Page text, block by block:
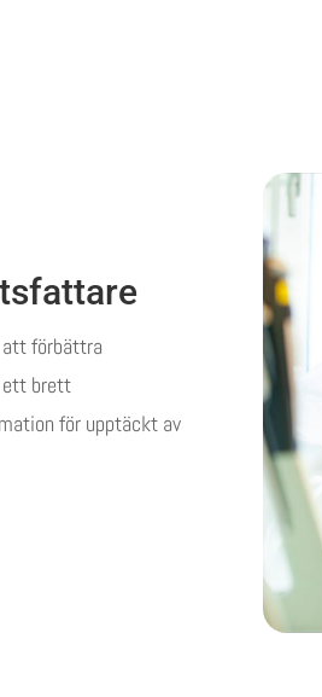
förbättra
ett brett
för upptäckt av